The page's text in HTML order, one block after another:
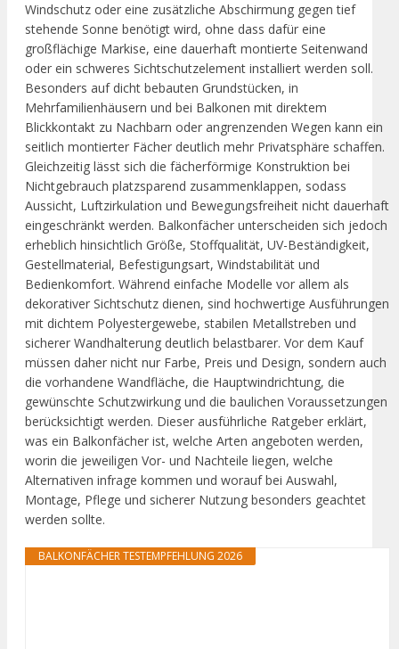
Windschutz oder eine zusätzliche Abschirmung gegen tief
stehende Sonne benötigt wird, ohne dass dafür eine
großflächige Markise, eine dauerhaft montierte Seitenwand
oder ein schweres Sichtschutzelement installiert werden soll.
Besonders auf dicht bebauten Grundstücken, in
Mehrfamilienhäusern und bei Balkonen mit direktem
Blickkontakt zu Nachbarn oder angrenzenden Wegen kann ein
seitlich montierter Fächer deutlich mehr Privatsphäre schaffen.
Gleichzeitig lässt sich die fächerförmige Konstruktion bei
Nichtgebrauch platzsparend zusammenklappen, sodass
Aussicht, Luftzirkulation und Bewegungsfreiheit nicht dauerhaft
eingeschränkt werden. Balkonfächer unterscheiden sich jedoch
erheblich hinsichtlich Größe, Stoffqualität, UV-Beständigkeit,
Gestellmaterial, Befestigungsart, Windstabilität und
Bedienkomfort. Während einfache Modelle vor allem als
dekorativer Sichtschutz dienen, sind hochwertige Ausführungen
mit dichtem Polyestergewebe, stabilen Metallstreben und
sicherer Wandhalterung deutlich belastbarer. Vor dem Kauf
müssen daher nicht nur Farbe, Preis und Design, sondern auch
die vorhandene Wandfläche, die Hauptwindrichtung, die
gewünschte Schutzwirkung und die baulichen Voraussetzungen
berücksichtigt werden. Dieser ausführliche Ratgeber erklärt,
was ein Balkonfächer ist, welche Arten angeboten werden,
worin die jeweiligen Vor- und Nachteile liegen, welche
Alternativen infrage kommen und worauf bei Auswahl,
Montage, Pflege und sicherer Nutzung besonders geachtet
werden sollte.
BALKONFÄCHER TESTEMPFEHLUNG 2026